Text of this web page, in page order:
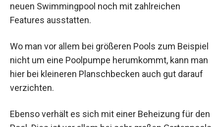
neuen Swimmingpool noch mit zahlreichen
Features ausstatten.
Wo man vor allem bei größeren Pools zum Beispiel
nicht um eine Poolpumpe herumkommt, kann man
hier bei kleineren Planschbecken auch gut darauf
verzichten.
Ebenso verhält es sich mit einer Beheizung für den